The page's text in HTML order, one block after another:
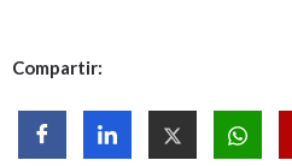
Compartir: